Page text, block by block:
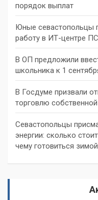
порядок выплат
Юные севастопольцы
работу в ИТ-центре
В ОП предложили
школьника к 1
В Госдуме призвали
торговлю
Севастопольцы
энергии: сколько
чему готовиться зимой